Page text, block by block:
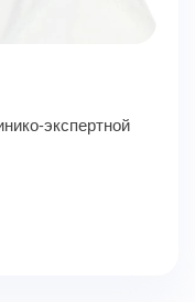
экспертной